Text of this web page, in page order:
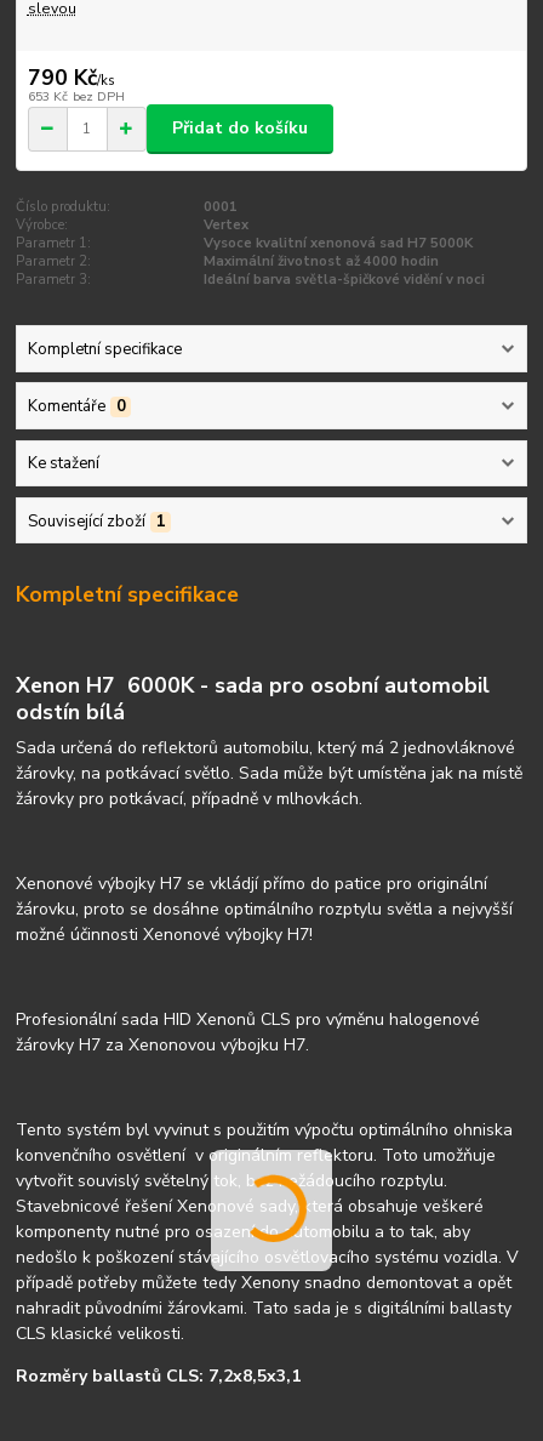
slevou
790 Kč/ks
653 Kč bez DPH
Přidat do košíku
Číslo produktu:
0001
Výrobce:
Vertex
Parametr 1:
Vysoce kvalitní xenonová sad H7 5000K
Parametr 2:
Maximální životnost až 4000 hodin
Parametr 3:
Ideální barva světla-špičkové vidění v noci
Kompletní specifikace
Komentáře 0
Ke stažení
Související zboží 1
Kompletní specifikace
Xenon H7 6000K - sada pro osobní automobil
odstín bílá
Sada určená do reflektorů automobilu, který má 2 jednovláknové
žárovky, na potkávací světlo. Sada může být umístěna jak na místě
žárovky pro potkávací, případně v mlhovkách.
Xenonové výbojky H7 se vkládjí přímo do patice pro originální
žárovku, proto se dosáhne optimálního rozptylu světla a nejvyšší
možné účinnosti Xenonové výbojky H7!
Profesionální sada HID Xenonů CLS pro výměnu halogenové
žárovky H7 za Xenonovou výbojku H7.
Tento systém byl vyvinut s použitím výpočtu optimálního ohniska
konvenčního osvětlení v originálním reflektoru. Toto umožňuje
vytvořit souvislý světelný tok, bez nežádoucího rozptylu.
Stavebnicové řešení Xenonové sady, která obsahuje veškeré
komponenty nutné pro osazení do automobilu a to tak, aby
nedošlo k poškození stávajícího osvětlovacího systému vozidla. V
případě potřeby můžete tedy Xenony snadno demontovat a opět
nahradit původními žárovkami. Tato sada je s digitálními ballasty
CLS klasické velikosti.
Rozměry ballastů CLS: 7,2x8,5x3,1